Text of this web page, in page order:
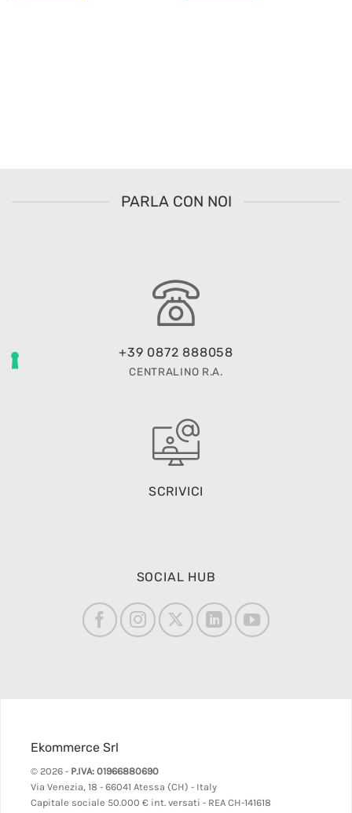
PARLA CON NOI
+39 0872 888058
CENTRALINO R.A.
SCRIVICI
SOCIAL HUB
Ekommerce Srl
© 2026 - P.IVA: 01966880690
Via Venezia, 18 - 66041 Atessa (CH) - Italy
Capitale sociale 50.000 € int. versati - REA CH-141618